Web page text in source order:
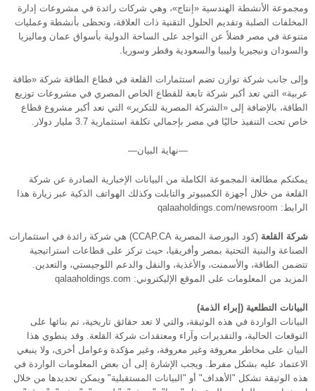
ومجموعة الأنشطة الهندسية «إنتاج»، وهي شركات رائدة في مشروعات إدارة
المخلفات الصلبة وتقديم الحلول التقنية ذات العلاقة، وتحظى بأنشطة وعمليات
متنوعة في مصر فضلاً عن التواجد على الساحة الدولية بأسواق عمان وماليزيا
والسودان ونيجيريا وليبيا والسعودية وقطر وسوريا.
وإلى جانب شركة توازن تضم استثمارات القلعة في قطاع الطاقة شركة «طاقة
عربية» التي تعد أكبر شركة تابعة للقطاع الخاص المصري في مشروعات توزيع
الطاقة، بالإضافة إلى «الشركة المصرية للتكرير» التي تعد أكبر مشروع قطاع
خاص تحت التنفيذ حاليًا في مصر بإجمالي تكلفة استثمارية 3.7 مليار دولار.
—نهاية البيان—
يمكنكم مطالعة المجموعة الكاملة من البيانات الإخبارية الصادرة عن شركة
القلعة من خلال أجهزة الكمبيوتر والتابلت وكذلك الهواتف الذكية عبر زيارة هذا
الرابط: qalaaholdings.com/newsroom
شركة القلعة
(كود البورصة المصرية CCAP.CA) هي شركة رائدة في استثمارات
الصناعة والبنية التحتية بمصر وأفريقيا، حيث تركز على قطاعات استراتيجية
تتضمن الطاقة، والأسمنت، والأغذية، والنقل والدعم اللوجيستي، والتعدين.
المزيد من المعلومات على الموقع الإليكتروني: qalaaholdings.com
البيانات التطلعية (إبراء الذمة)
البيانات الواردة في هذه الوثيقة، والتي لا تعد حقائق تاريخية، تم بنائها على
التوقعات الحالية، والتقديرات وآراء ومعتقدات شركة القلعة. وقد ينطوي هذا
البيان على مخاطر معروفة وغير معروفة، وغير مؤكدة وعوامل أخرى، ولا ينبغي
الاعتماد عليه بشكل مفرط. ويجب الإشارة إلى أن بعض المعلومات الواردة في
هذه الوثيقة تشكل "الأهداف" أو "البيانات المستقبلية" ويمكن تحديدها من خلال